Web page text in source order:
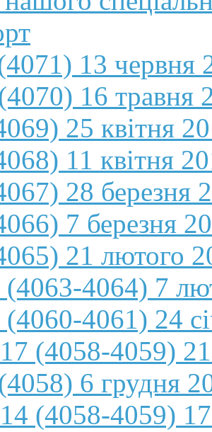
13 червня
16 травня
25 квітня
11 квітня
28 березня
7 березня
21 лютого
4064) 7
4061) 24
(4058-4059) 21
6 грудня
(4058-4059) 17